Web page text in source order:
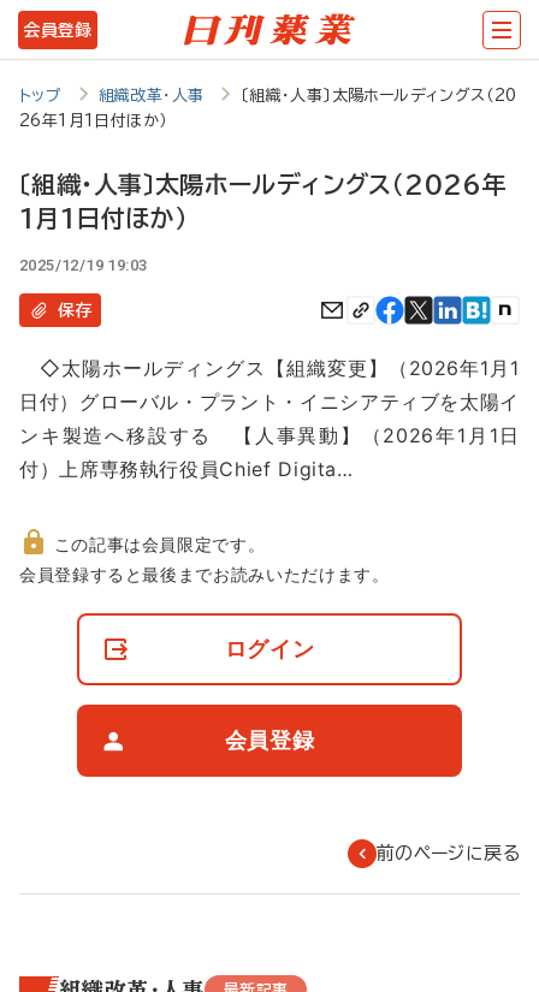
メ
イ
テ
ツ
に
会員登録
トップ 組織改革・人事
〔組織・人事〕太陽ホールディングス（20
26年1月1日付ほか）
〔組織・人事〕太陽ホールディングス（2026年
1月1日付ほか）
2025/12/19 19:03
保存
◇太陽ホールディングス【組織変更】（2026年1月1
日付）グローバル・プラント・イニシアティブを太陽イ
ンキ製造へ移設する 【人事異動】（2026年1月1日
付）上席専務執行役員Chief Digita…
非
この記事は会員限定です。
会員登録すると最後までお読みいただけます。
ログイン
会員登録
前のページに戻る